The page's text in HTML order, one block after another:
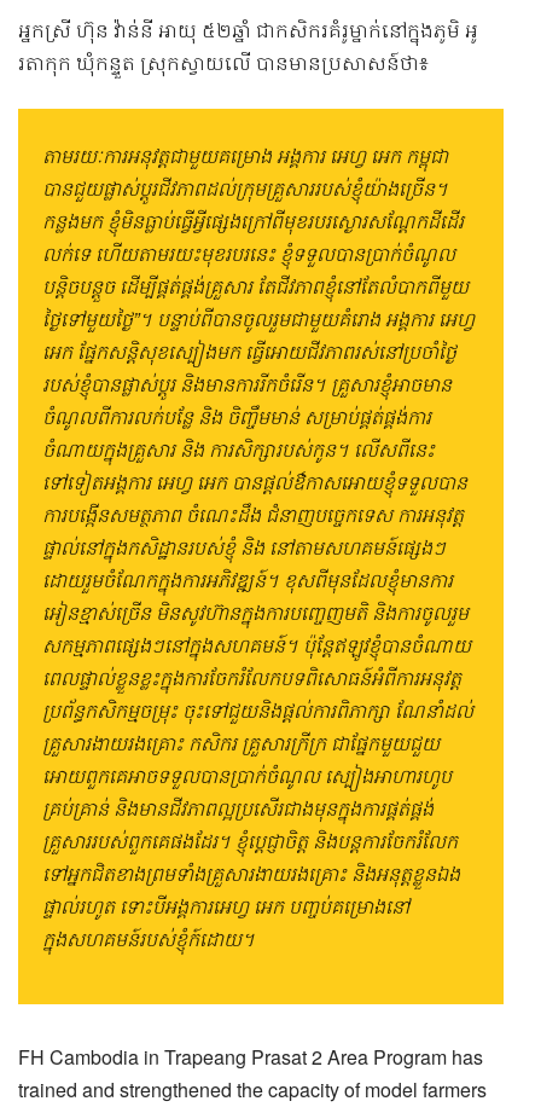
អ្នកស្រី ហ៊ុន វ៉ាន់នី អាយុ ៥២ឆ្នាំ ជាកសិករគំរូម្នាក់នៅក្នុងភូមិ អូ
រតាកុក ឃុំកន្ទួត ស្រុកស្វាយលើ បានមានប្រសាសន៍ថា៖
តាមរយៈការអនុវត្តជាមួយគម្រោង អង្គការ អេហ្វ អេក កម្ពុជា
បានជួយផ្លាស់ប្តូរជីវភាពដល់ក្រុមគ្រួសាររបស់ខ្ញុំយ៉ាងច្រើន។
កន្លងមក ខ្ញុំមិនធ្លាប់ធ្វើអ្វីផ្សេងក្រៅពីមុខរបរស្ងោរសណ្តែកដីដើរ
លក់ទេ ហើយតាមរយះមុខរបរនេះ ខ្ញុំទទួលបានប្រាក់ចំណូល
បន្តិចបន្តួច ដើម្បីផ្គត់ផ្គង់គ្រួសារ តែជីវភាពខ្ញុំនៅតែលំបាកពីមួយ
ថ្ងៃទៅមួយថ្ងៃ”។ បន្ទាប់ពីបានចូលរួមជាមួយគំរោង អង្គការ អេហ្វ
អេក ផ្នែកសន្តិសុខស្បៀងមក ធ្វើអោយជីវភាពរស់នៅប្រចាំថ្ងៃ
របស់ខ្ញុំបានផ្លាស់ប្ដូរ និងមានការរីកចំរើន។ គ្រួសារខ្ញុំអាចមាន
ចំណូលពីការលក់បន្លែ និង ចិញ្ចឹមមាន់ សម្រាប់ផ្គត់ផ្គង់ការ
ចំណាយក្នុងគ្រួសារ និង ការសិក្សារបស់កូន។ លើសពីនេះ
ទៅទៀតអង្គការ អេហ្វ អេក បានផ្ដល់ឳកាសអោយខ្ញុំទទួលបាន
ការបង្កើនសមត្ថភាព ចំណេះដឹង ជំនាញបច្ចេកទេស ការអនុវត្ត
ផ្ទាល់នៅក្នុងកសិដ្ឋានរបស់ខ្ញុំ និង នៅតាមសហគមន៍ផ្សេងៗ
ដោយរួមចំណែកក្នុងការអភិវឌ្ឍន៍។ ខុសពីមុនដែលខ្ញុំមានការ
អៀនខ្មាស់ច្រើន មិនសូវហ៊ានក្នុងការបញ្ចេញមតិ និងការចូលរួម
សកម្មភាពផ្សេងៗនៅក្នុងសហគមន៍។ ប៉ុន្តែឥឡូវខ្ញុំបានចំណាយ
ពេលផ្ទាល់ខ្លួនខ្លះក្នុងការចែករំលែកបទពិសោធន៍អំពីការអនុវត្ត
ប្រព័ន្ធកសិកម្មចម្រុះ ចុះទៅជួយនិងផ្ដល់ការពិភាក្សា ណែនាំដល់
គ្រួសារងាយរងគ្រោះ កសិករ គ្រួសារក្រីក្រ ជាផ្នែកមួយជួយ
អោយពួកគេអាចទទួលបានប្រាក់ចំណូល ស្បៀងអាហារហូប
គ្រប់គ្រាន់ និងមានជីវភាពល្អប្រសើរជាងមុនក្នុងការផ្គត់ផ្គង់
គ្រួសាររបស់ពួកគេផងដែរ។ ខ្ញុំប្ដេជ្ញាចិត្ត និងបន្តការចែករំលែក
ទៅអ្នកជិតខាងព្រមទាំងគ្រួសារងាយរងគ្រោះ និងអនុត្តខ្លួនឯង
ផ្ទាល់រហូត ទោះបីអង្គការអេហ្វ អេក បញ្ចប់គម្រោងនៅ
ក្នុងសហគមន៍របស់ខ្ញុំក៍ដោយ។
FH Cambodia in Trapeang Prasat 2 Area Program has
trained and strengthened the capacity of model farmers